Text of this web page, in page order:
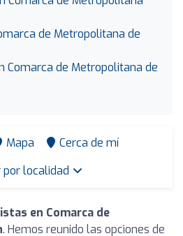
de Metropolitana de
Comarca de Metropolitana de
Mapa
Cerca de mí
localidad
en Comarca de
. Hemos reunido las opciones de